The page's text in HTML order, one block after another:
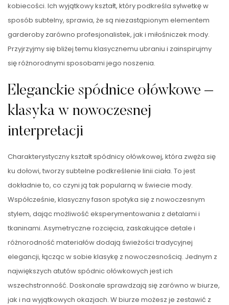
kobiecości. Ich wyjątkowy kształt, który podkreśla sylwetkę w
sposób subtelny, sprawia, że są niezastąpionym elementem
garderoby zarówno profesjonalistek, jak i miłośniczek mody.
Przyjrzyjmy się bliżej temu klasycznemu ubraniu i zainspirujmy
się różnorodnymi sposobami jego noszenia.
Eleganckie spódnice ołówkowe –
klasyka w nowoczesnej
interpretacji
Charakterystyczny kształt spódnicy ołówkowej, która zwęża się
ku dołowi, tworzy subtelne podkreślenie linii ciała. To jest
dokładnie to, co czyni ją tak popularną w świecie mody.
Współcześnie, klasyczny fason spotyka się z nowoczesnym
stylem, dając możliwość eksperymentowania z detalami i
tkaninami. Asymetryczne rozcięcia, zaskakujące detale i
różnorodność materiałów dodają świeżości tradycyjnej
elegancji, łącząc w sobie klasykę z nowoczesnością. Jednym z
największych atutów spódnic ołówkowych jest ich
wszechstronność. Doskonale sprawdzają się zarówno w biurze,
jak i na wyjątkowych okazjach. W biurze możesz je zestawić z